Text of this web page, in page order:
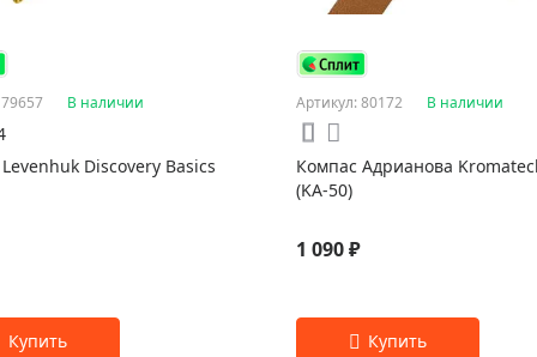
В наличии
Discovery Basics
Артикул: 80172 В наличии
Компас Адрианова
(KA-50)
1 090 ₽